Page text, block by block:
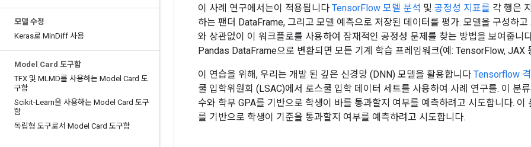
모델 수정
Keras로 MinDiff 사용
Model Card 도구함
TFX 및 MLMD를 사용하는 Model Card 도
구함
Scikit-Learn을 사용하는 Model Card 도구
함
독립형 도구로서 Model Card 도구함
이 사례 연구에서는이 적용됩니다 TensorFlow 모델 분석 및 공정성 지표를 각 행은
하는 팬더 DataFrame, 그리고 모델 예측으로 저장된 데이터를 평가. 모델을 구성하
와 상관없이 이 워크플로를 사용하여 잠재적인 공정성 문제를 찾는 방법을 보여줍니
Pandas DataFrame으로 변환되면 모든 기계 학습 프레임워크(예: TensorFlow, JAX
이 연습을 위해, 우리는 개발 된 깊은 신경망 (DNN) 모델을 활용합니다 Tensorflow
쿨 입학위원회 (LSAC)에서 로스쿨 입학 데이터 세트를 사용하여 사례 연구를. 이 분
수와 학부 GPA를 기반으로 학생이 바를 통과할지 여부를 예측하려고 시도합니다. 이
를 기반으로 학생이 기준을 통과할지 여부를 예측하려고 시도합니다.